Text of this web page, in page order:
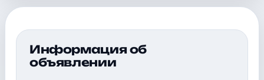
Информация об
объявлении